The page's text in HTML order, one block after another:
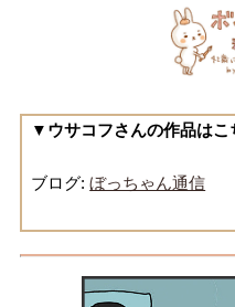
▼ウサコフさんの作品はこ
ブログ:ぼっちゃん通信